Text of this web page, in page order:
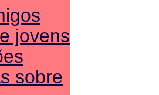
jovens
sobre